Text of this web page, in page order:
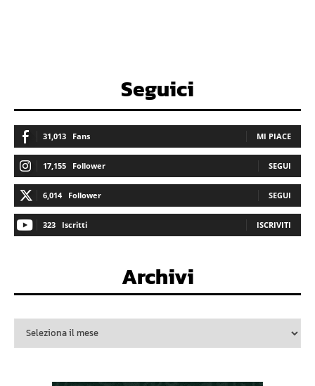
Seguici
31,013 Fans MI PIACE
17,155 Follower SEGUI
6,014 Follower SEGUI
323 Iscritti ISCRIVITI
Archivi